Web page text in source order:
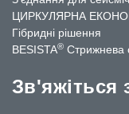
ЦИРКУЛЯРНА
Гібридні рішення
BESISTA® Стрижнева
Зв'яжіться